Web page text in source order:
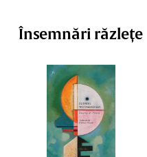
Însemnări răzlețe